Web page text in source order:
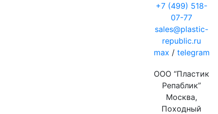
+7 (499) 518-
07-77
sales@plastic-
republic.ru
max / telegram
ООО “Пластик
Репаблик”
Москва,
Походный